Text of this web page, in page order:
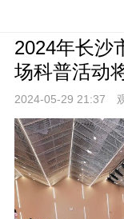
2024年长沙
场科普活动
2024-05-29 21:37